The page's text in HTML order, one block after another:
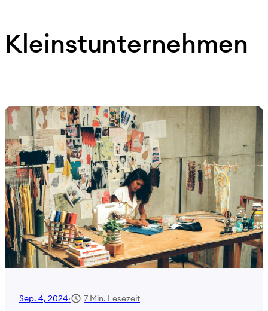
Kleinstunternehmen
Sep. 4, 2024· 7 Min. Lesezeit